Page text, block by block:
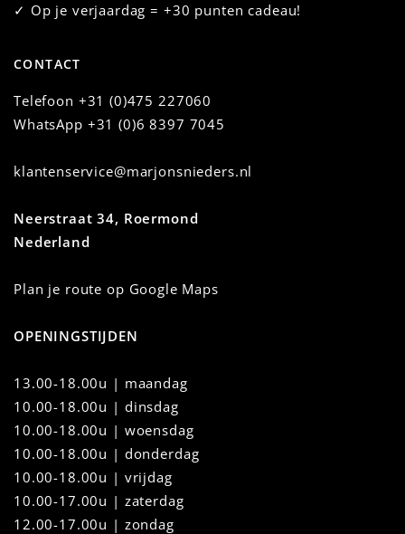
✓ Op je verjaardag = +30 punten cadeau!
CONTACT
Telefoon +31 (0)475 227060
WhatsApp +31 (0)6 8397 7045
klantenservice@marjonsnieders.nl
Neerstraat 34, Roermond
Nederland
Plan je route op Google Maps
OPENINGSTIJDEN
13.00-18.00u | maandag
10.00-18.00u | dinsdag
10.00-18.00u | woensdag
10.00-18.00u | donderdag
10.00-18.00u | vrijdag
10.00-17.00u | zaterdag
12.00-17.00u | zondag